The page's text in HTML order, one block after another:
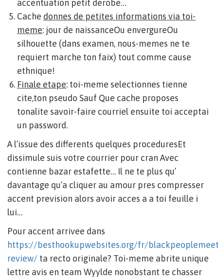
accentuation petit derobe…
Cache donnes de petites informations via toi-
meme: jour de naissanceOu envergureOu
silhouette (dans examen, nous-memes ne te
requiert marche ton faix) tout comme cause
ethnique!
Finale etape: toi-meme selectionnes tienne
cite,ton pseudo Sauf Que cache proposes
tonalite savoir-faire courriel ensuite toi acceptai
un password.
A l’issue des differents quelques proceduresEt
dissimule suis votre courrier pour cran Avec
contienne bazar estafette… Il ne te plus qu’
davantage qu’a cliquer au amour pres compresser
accent prevision alors avoir acces a a toi feuille i
lui…
Pour accent arrivee dans
https://besthookupwebsites.org/fr/
review/ ta recto originale? Toi-meme abrite unique
lettre avis en team Wyylde nonobstant te chasser